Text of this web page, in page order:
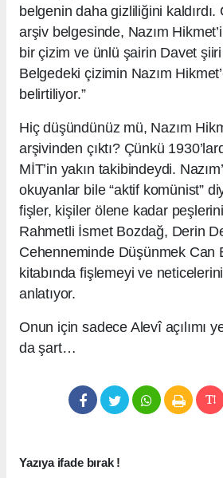
belgenin daha gizliliğini kaldırdı.
arşiv belgesinde, Nazım
bir çizim ve ünlü şairin Davet şiiri
Belgedeki çizimin Nazım
belirtiliyor.”
Hiç düşündünüz mü, Nazım
arşivinden çıktı? Çünkü
MİT’in yakın takibindeydi.
okuyanlar bile “aktif komünist”
fişler, kişiler ölene kadar peşlerini
Rahmetli İsmet Bozdağ, Derin
Cehenneminde Düşünmek Can
kitabında fişlemeyi ve
anlatıyor.
Onun için sadece Alevî açılımı
da şart…
Yazıya ifade bırak !